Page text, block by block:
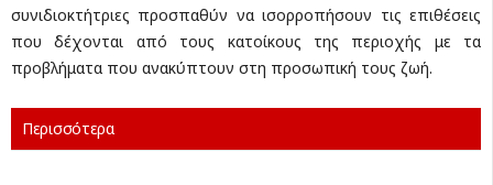
συνιδιοκτήτριες προσπαθύν να ισορροπήσουν τις επιθέσεις
που δέχονται από τους κατοίκους της περιοχής με τα
προβλήματα που ανακύπτουν στη προσωπική τους ζωή.
Περισσότερα